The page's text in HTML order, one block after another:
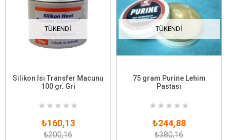
TÜKENDI
Silikon Isı Transfer Macunu
100 gr. Gri
★ ★ ★ ★ ★
₺160,13
₺200,16
TÜKENDI
75 gram Purine Lehim
Pastası
★ ★ ★ ★ ★
₺244,88
₺380,16